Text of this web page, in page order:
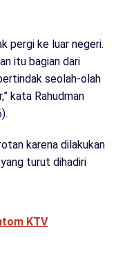
pergi ke luar negeri.
itu bagian dari
seolah-olah
kata Rahudman
karena dilakukan
turut dihadiri
KTV